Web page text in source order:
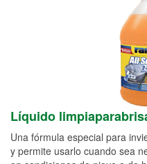
Líquido
Una fórmula especial para
y permite usarlo cuando sea